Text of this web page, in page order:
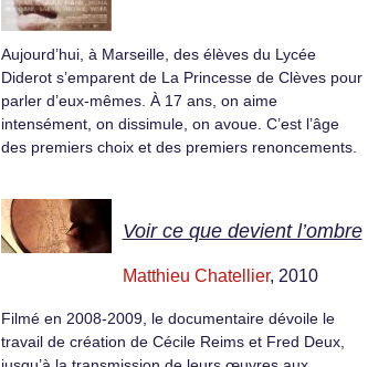
Aujourd’hui, à Marseille, des élèves du Lycée
Diderot s’emparent de La Princesse de Clèves pour
parler d’eux-mêmes. À 17 ans, on aime
intensément, on dissimule, on avoue. C’est l’âge
des premiers choix et des premiers renoncements.
Voir ce que devient l’ombre
Matthieu Chatellier, 2010
Filmé en 2008-2009, le documentaire dévoile le
travail de création de Cécile Reims et Fred Deux,